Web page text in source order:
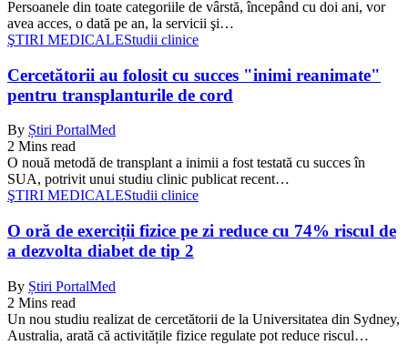
Persoanele din toate categoriile de vârstă, începând cu doi ani, vor
avea acces, o dată pe an, la servicii şi…
ŞTIRI MEDICALEStudii clinice
Cercetătorii au folosit cu succes "inimi reanimate"
pentru transplanturile de cord
By Știri PortalMed
2 Mins read
O nouă metodă de transplant a inimii a fost testată cu succes în
SUA, potrivit unui studiu clinic publicat recent…
ŞTIRI MEDICALEStudii clinice
O oră de exerciții fizice pe zi reduce cu 74% riscul de
a dezvolta diabet de tip 2
By Știri PortalMed
2 Mins read
Un nou studiu realizat de cercetătorii de la Universitatea din Sydney,
Australia, arată că activitățile fizice regulate pot reduce riscul…